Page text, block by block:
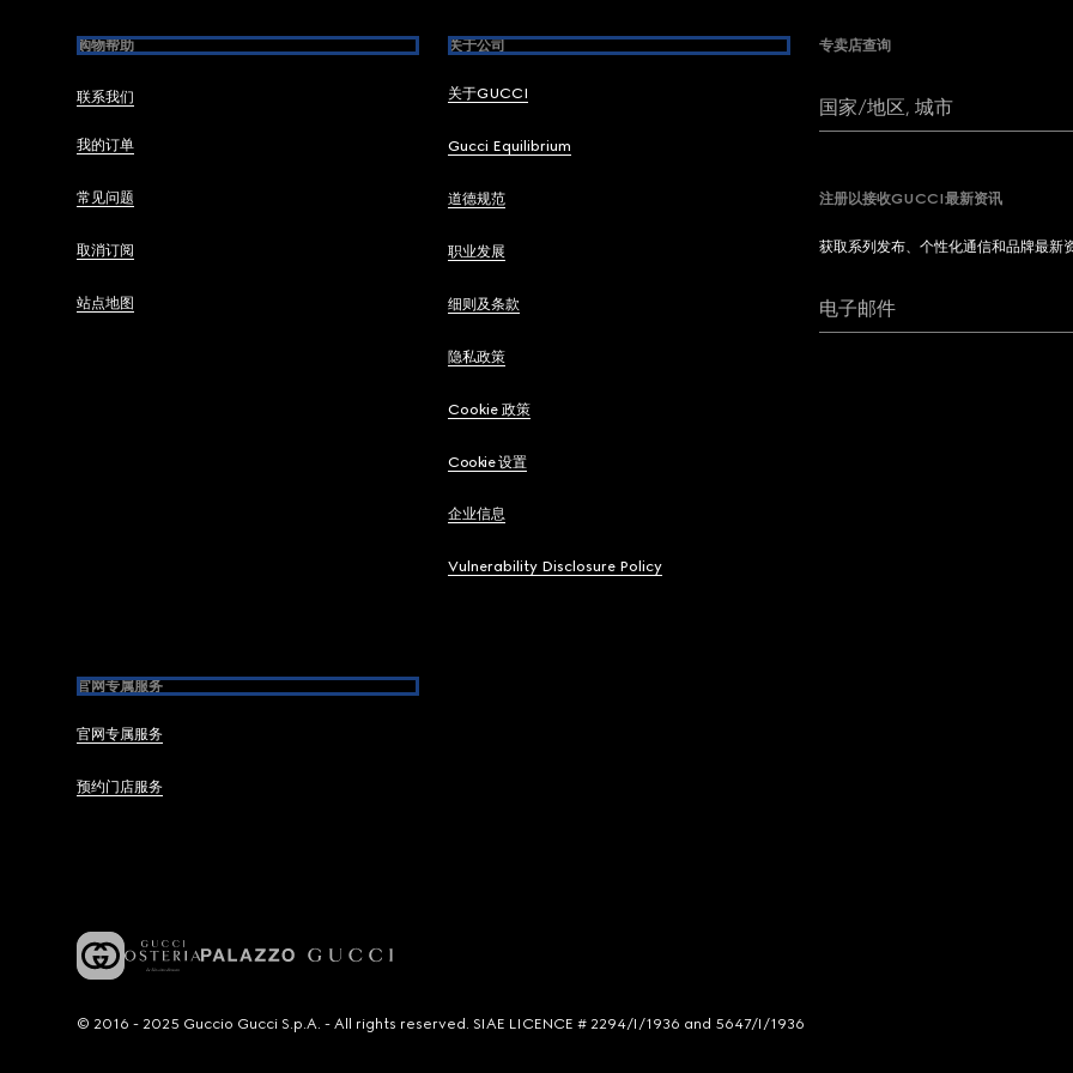
购物帮助
联系我们
我的订单
常见问题
取消订阅
站点地图
关于公司
关于GUCCI
Gucci Equilibrium
道德规范
职业发展
细则及条款
隐私政策
Cookie 政策
Cookie 设置
企业信息
Vulnerability Disclosure Policy
官网专属服务
官网专属服务
预约门店服务
专卖店查询
国家/地区, 城市
注册以接收GUCCI最新资讯
获取系列发布、个性化通信和品牌最新
电子邮件
© 2016 - 2025 Guccio Gucci S.p.A. - All rights reserved. SIAE LICENCE # 2294/I/1936 and 5647/I/1936